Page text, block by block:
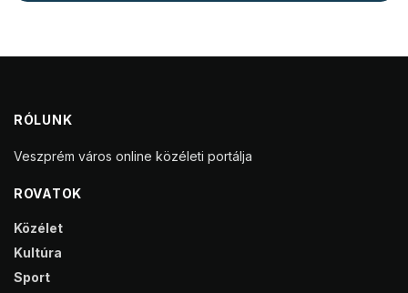
RÓLUNK
Veszprém város online közéleti portálja
ROVATOK
Közélet
Kultúra
Sport